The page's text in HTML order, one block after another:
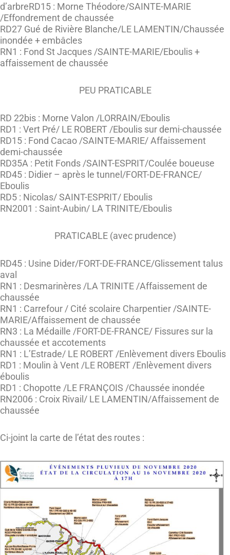
d’arbreRD15 : Morne Théodore/SAINTE-MARIE
/Effondrement de chaussée
RD27 Gué de Rivière Blanche/LE LAMENTIN/Chaussée
inondée + embâcles
RN1 : Fond St Jacques /SAINTE-MARIE/Eboulis +
affaissement de chaussée
PEU PRATICABLE
RD 22bis : Morne Valon /LORRAIN/Eboulis
RD1 : Vert Pré/ LE ROBERT /Eboulis sur demi-chaussée
RD15 : Fond Cacao /SAINTE-MARIE/ Affaissement
demi-chaussée
RD35A : Petit Fonds /SAINT-ESPRIT/Coulée boueuse
RD45 : Didier – après le tunnel/FORT-DE-FRANCE/
Eboulis
RD5 : Nicolas/ SAINT-ESPRIT/ Eboulis
RN2001 : Saint-Aubin/ LA TRINITE/Eboulis
PRATICABLE (avec prudence)
RD45 : Usine Dider/FORT-DE-FRANCE/Glissement talus
aval
RN1 : Desmarinères /LA TRINITE /Affaissement de
chaussée
RN1 : Carrefour / Cité scolaire Charpentier /SAINTE-
MARIE/Affaissement de chaussée
RN3 : La Médaille /FORT-DE-FRANCE/ Fissures sur la
chaussée et accotements
RN1 : L’Estrade/ LE ROBERT /Enlèvement divers Eboulis
RD1 : Moulin à Vent /LE ROBERT /Enlèvement divers
éboulis
RD1 : Chopotte /LE FRANÇOIS /Chaussée inondée
RN2006 : Croix Rivail/ LE LAMENTIN/Affaissement de
chaussée
Ci-joint la carte de l’état des routes :